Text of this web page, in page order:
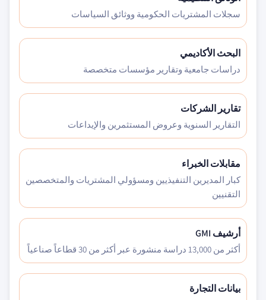
سجلات المشتريات الحكومية ووثائق السياسات
البحث الأكاديمي
دراسات جامعية وتقارير مؤسسات متخصصة
تقارير الشركات
التقارير السنوية وعروض المستثمرين والإيداعات
مقابلات الخبراء
كبار المديرين التنفيذيين ومسؤولي المشتريات والمتخصصين
التقنيين
أرشيف GMI
أكثر من 13,000 دراسة منشورة عبر أكثر من 30 قطاعاً صناعياً
بيانات التجارة